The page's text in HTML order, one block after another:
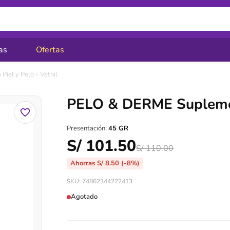
Ofertas
Piel y Pelo - Vetnil
PELO & DERME
S/ 101.50S/110.00
AhorrasS/ 8.50 (-8%)
SKU: 74862344222413
Presentación:45 GR
Agotado